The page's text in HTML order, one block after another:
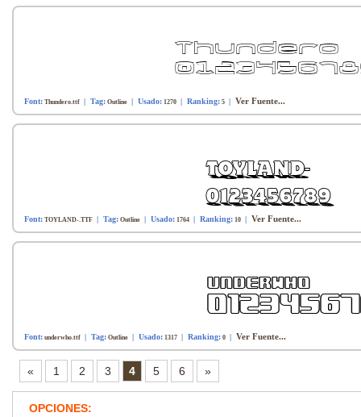
Font: Thundero.ttf | Tag: Outline | Usado: 1270 | Ranking: 5 | Ver Fuente...
Font: TOYLAND-.TTF | Tag: Outline | Usado: 1764 | Ranking: 10 | Ver Fuente...
Font: underwho.ttf | Tag: Outline | Usado: 1317 | Ranking: 0 | Ver Fuente...
« 1 2 3 4 5 6 »
OPCIONES: